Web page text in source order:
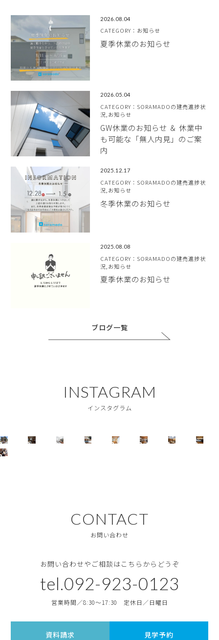
2026.08.04
CATEGORY：お知らせ
夏季休業のお知らせ
2026.05.04
CATEGORY：SORAMADOの建売進捗状
況,お知らせ
GW休業のお知らせ ＆ 休業中
も可能な「無人内見」のご案
内
2025.12.17
CATEGORY：SORAMADOの建売進捗状
況,お知らせ
冬季休業のお知らせ
2025.08.08
CATEGORY：SORAMADOの建売進捗状
況,お知らせ
夏季休業のお知らせ
ブログ一覧
INSTAGRAM
インスタグラム
CONTACT
お問い合わせ
お問い合わせやご相談はこちらからどうぞ
tel.092-923-0123
営業時間／8:30〜17:30 定休日／日曜日
資料請求 見学予約